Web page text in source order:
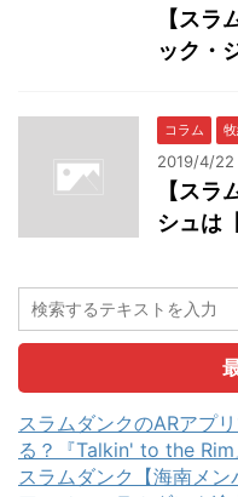
【ス
ック・
コラム
2019/4/22
【スラ
シュは
スラムダンクのARアプ
る？『Talkin' to the Rim
スラムダンク【海南メン